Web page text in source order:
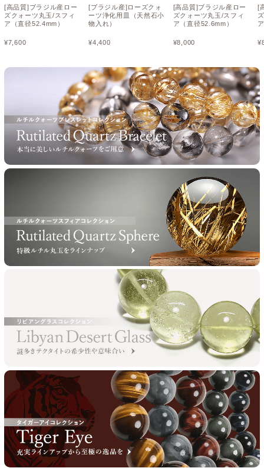
[高品質]ブラジル産ロー
ズクォーツ丸玉/スフィ
ア（直径52.4mm）
¥7,600
[ブラジル産]ローズクォ
ーツ浄化用皿（天然石小
物入れ）
¥4,400
[高品質]ブラジル産ロー
ズクォーツ丸玉/スフィ
ア（直径52.6mm）
¥8,000
[
¥